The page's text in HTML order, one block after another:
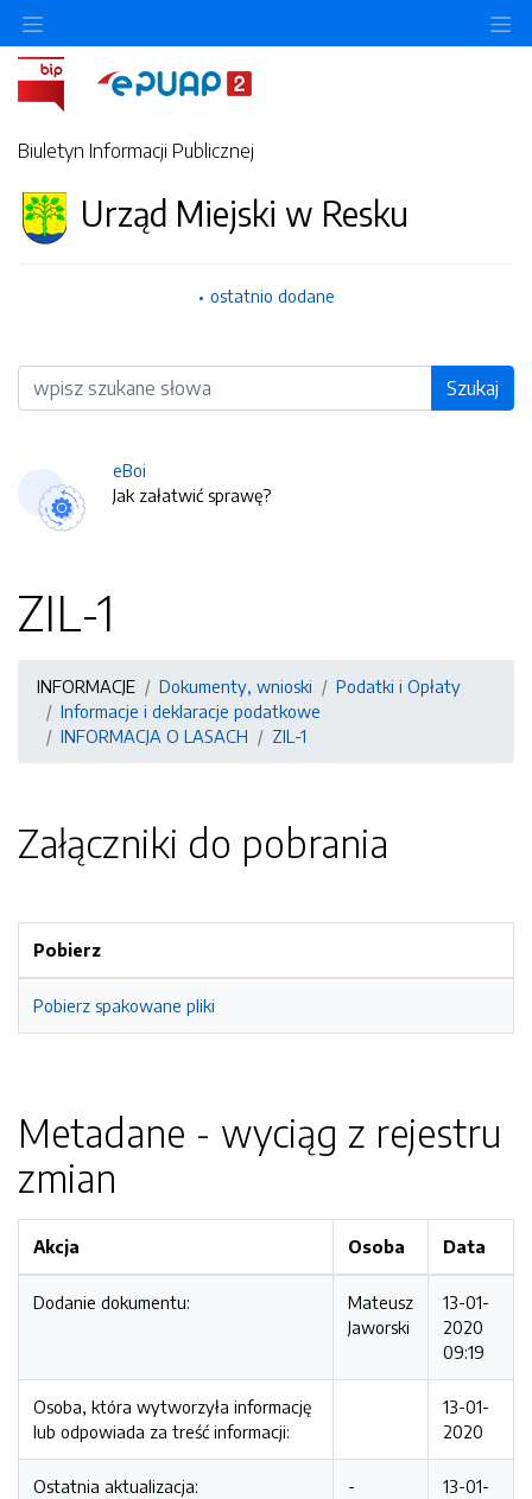
Biuletyn Informacji Publicznej
Urząd Miejski w Resku
ostatnio dodane
Wyszukiwarka Szukaj
eBoi
Jak załatwić sprawę?
ZIL-1
INFORMACJE Dokumenty, wnioski
Podatki i Opłaty
Informacje i deklaracje podatkowe
INFORMACJA O LASACH
ZIL-1
Załączniki do pobrania
Pobierz
Pobierz spakowane pliki
Metadane - wyciąg z rejestru
zmian
Akcja Osoba Data
Dodanie dokumentu:
Mateusz
Jaworski
13-01-
2020
09:19
Osoba, która wytworzyła informację
lub odpowiada za treść informacji:
13-01-
2020
Ostatnia aktualizacja: -
13-01-